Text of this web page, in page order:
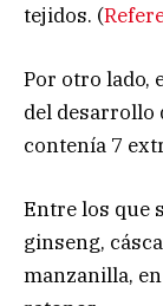
tejidos. (
Por otro lado,
del desarrollo
contenía 7
Entre los que
ginseng,
manzanilla,